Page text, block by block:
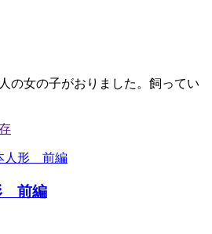
の女の子がおりました。飼ってい
前編